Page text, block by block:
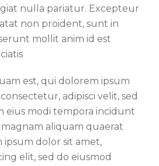
nulla pariatur. Excepteur
non proident, sunt in
mollit anim id est
est, qui dolorem ipsum
adipisci velit, sed
eius modi tempora incidunt
aliquam quaerat
dolor sit amet,
elit, sed do eiusmod